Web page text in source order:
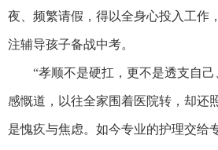
夜、频繁请假，得以全身心投入工作
注辅导孩子备战中考。
“孝顺不是硬扛，更不是透支自己
感慨道，以往全家围着医院转，却还
是愧疚与焦虑。如今专业的护理交给